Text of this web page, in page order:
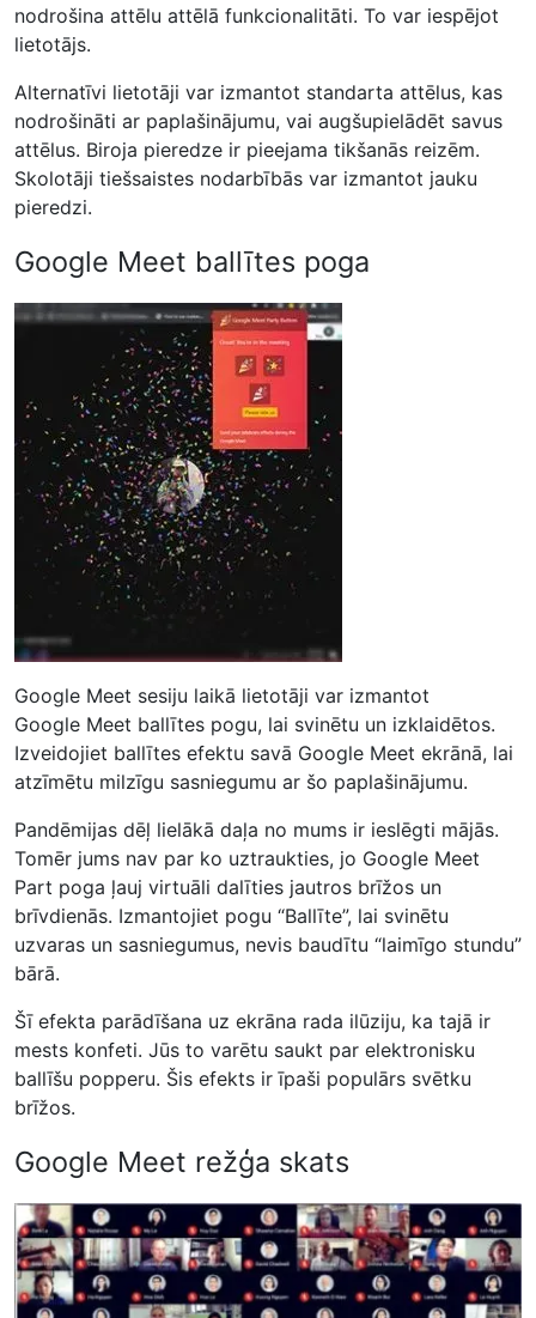
nodrošina attēlu attēlā funkcionalitāti. To var iespējot
lietotājs.
Alternatīvi lietotāji var izmantot standarta attēlus, kas
nodrošināti ar paplašinājumu, vai augšupielādēt savus
attēlus. Biroja pieredze ir pieejama tikšanās reizēm.
Skolotāji tiešsaistes nodarbībās var izmantot jauku
pieredzi.
Google Meet ballītes poga
Google Meet sesiju laikā lietotāji var izmantot
Google Meet ballītes pogu, lai svinētu un izklaidētos.
Izveidojiet ballītes efektu savā Google Meet ekrānā, lai
atzīmētu milzīgu sasniegumu ar šo paplašinājumu.
Pandēmijas dēļ lielākā daļa no mums ir ieslēgti mājās.
Tomēr jums nav par ko uztraukties, jo Google Meet
Part poga ļauj virtuāli dalīties jautros brīžos un
brīvdienās. Izmantojiet pogu “Ballīte”, lai svinētu
uzvaras un sasniegumus, nevis baudītu “laimīgo stundu”
bārā.
Šī efekta parādīšana uz ekrāna rada ilūziju, ka tajā ir
mests konfeti. Jūs to varētu saukt par elektronisku
ballīšu popperu. Šis efekts ir īpaši populārs svētku
brīžos.
Google Meet režģa skats